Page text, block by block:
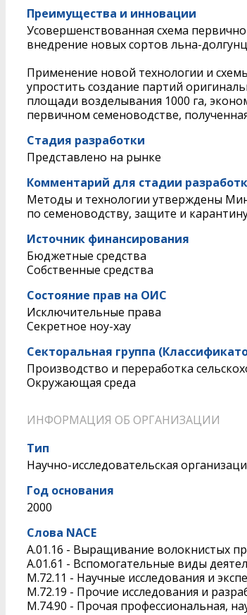
Преимущества и инновации
Усовершенствованная схема
внедрение новых сортов льна-
Применение новой технологии и
упростить создание партий
площади возделывания 1000 га,
первичном семеноводстве,
Стадия разработки
Представлено на рынке
Комментарий для стадии
Методы и технологии утверждены
по семеноводству, защите и
Источник финансирования
Бюджетные средства
Собственные средства
Состояние прав на ОИС
Исключительные права
Секретное ноу-хау
Секторальная группа
Производство и переработка
Окружающая среда
ИНФОРМАЦИЯ ОБ ОРГАНИЗАЦИИ
Тип
Научно-исследовательская
Год основания
2000
Слова NACE
A.01.16 - Выращивание волокнистых
A.01.61 - Вспомогательные виды
M.72.11 - Научные исследования и
M.72.19 - Прочие исследования и
M.74.90 - Прочая профессиональная,